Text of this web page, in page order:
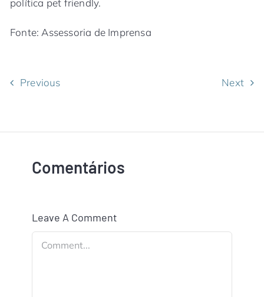
política pet friendly.
Fonte: Assessoria de Imprensa
Previous Next
Comentários
Leave A Comment
Comment